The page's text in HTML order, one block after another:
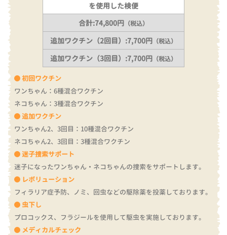
初回ワクチン
ワンちゃん：6種混合ワクチン
ネコちゃん：3種混合ワクチン
追加ワクチン
ワンちゃん2、3回目：10種混合ワクチン
ネコちゃん2、3回目：3種混合ワクチン
迷子捜索サポート
迷子になったワンちゃん・ネコちゃんの捜索をサポートします。
レボリューション
フィラリア症予防、ノミ、回虫などの駆除薬を投薬しております。
虫下し
プロコックス、フラジールを使用して駆虫を実施しております。
メディカルチェック
を使用した検便
合計:74,800円 （税込）
追加ワクチン（2回目）:7,700円 （税込）
追加ワクチン（3回目）:7,700円 （税込）